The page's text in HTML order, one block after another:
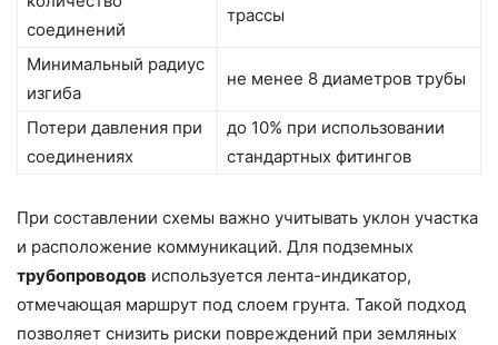
соединений
трассы
Минимальный радиус
изгиба
не менее 8 диаметров трубы
Потери давления при
соединениях
до 10% при использовании
стандартных фитингов
При составлении схемы важно учитывать уклон участка
и расположение коммуникаций. Для подземных
трубопроводов используется лента-индикатор,
отмечающая маршрут под слоем грунта. Такой подход
позволяет снизить риски повреждений при земляных